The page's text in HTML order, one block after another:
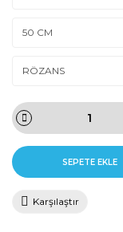
SEPETE EKLE
Karşılaştır